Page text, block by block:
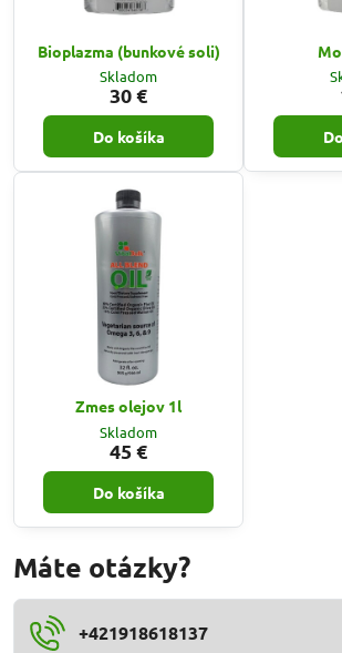
Bioplazma (bunkové soli)
Skladom
30 €
Do košíka
Zmes olejov 1l
Skladom
45 €
Do košíka
Máte otázky?
+421918618137